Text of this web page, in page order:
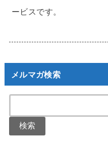
ービスです。
メルマガ検索